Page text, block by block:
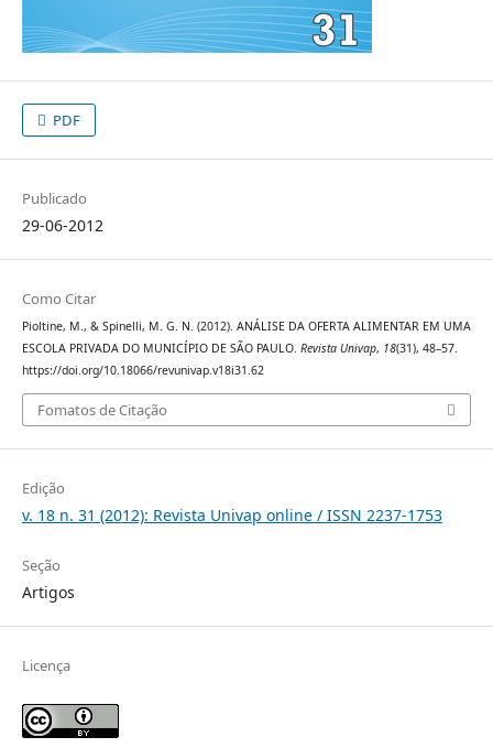
PDF
Publicado
29-06-2012
Como Citar
Pioltine, M., & Spinelli, M. G. N. (2012). ANÁLISE DA OFERTA ALIMENTAR EM UMA
ESCOLA PRIVADA DO MUNICÍPIO DE SÃO PAULO. Revista Univap, 18(31), 48–57.
https://doi.org/10.18066/revunivap.v18i31.62
Fomatos de Citação
Edição
v. 18 n. 31 (2012): Revista Univap online / ISSN 2237-1753
Seção
Artigos
Licença